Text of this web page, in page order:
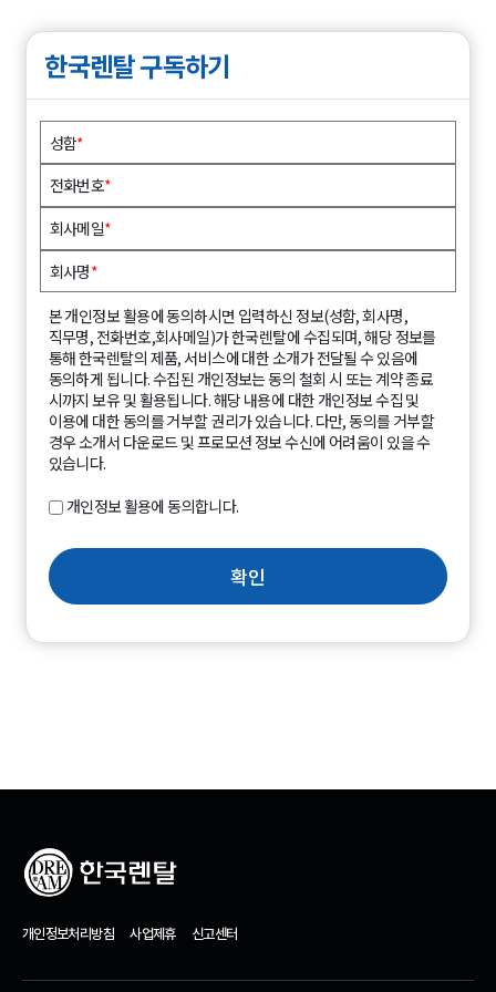
한국렌탈 구독하기
성함*
전화번호*
회사메일*
회사명*
본 개인정보 활용에 동의하시면 입력하신 정보(성함, 회사명,
직무명, 전화번호,회사메일)가 한국렌탈에 수집되며, 해당 정보를
통해 한국렌탈의 제품, 서비스에 대한 소개가 전달될 수 있음에
동의하게 됩니다. 수집된 개인정보는 동의 철회 시 또는 계약 종료
시까지 보유 및 활용됩니다. 해당 내용에 대한 개인정보 수집 및
이용에 대한 동의를 거부할 권리가 있습니다. 다만, 동의를 거부할
경우 소개서 다운로드 및 프로모션 정보 수신에 어려움이 있을 수
있습니다.
개인정보 활용에 동의합니다.
확인
개인정보처리방침 사업제휴 신고센터